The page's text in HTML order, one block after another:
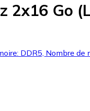
2x16 Go
DDR5, Nombre de